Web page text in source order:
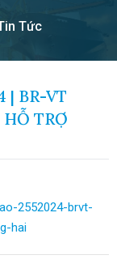
Tức
| BR-VT
TRỢ
2552024-brvt-
hai